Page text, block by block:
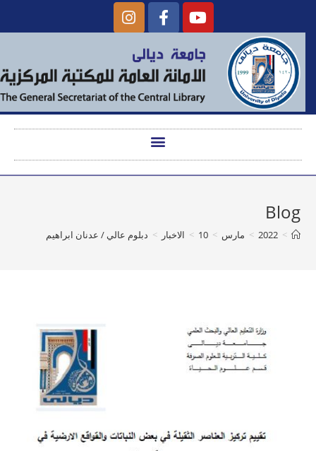
Blog
>
2022
> مارس >
10
> الاخبار > دبلوم عالي / عدنان ابراهيم